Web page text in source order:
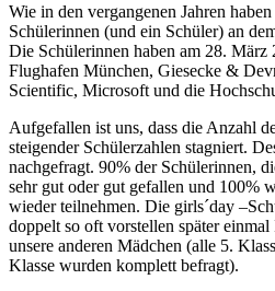
Wie in den vergangenen Jahren
Schülerinnen (und ein Schüler) an
Die Schülerinnen haben am 28. März
Flughafen München, Giesecke &
Scientific, Microsoft und die
Aufgefallen ist uns, dass die Anzahl
steigender Schülerzahlen stagniert.
nachgefragt. 90% der Schülerinnen,
sehr gut oder gut gefallen und 100%
wieder teilnehmen. Die girls´day
doppelt so oft vorstellen später
unsere anderen Mädchen (alle 5.
Klasse wurden komplett befragt).